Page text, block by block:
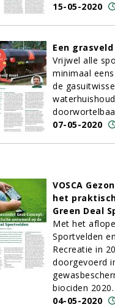
15-05-2020
Een
Vrijwel alle
minimaal
de
07-05-2020
VOSCA
het
Green Deal
Met het
Sportvelden
Recreatie in
doorgevoerd
biociden 2020.
04-05-2020